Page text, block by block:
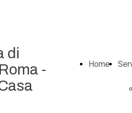
Home
di
-